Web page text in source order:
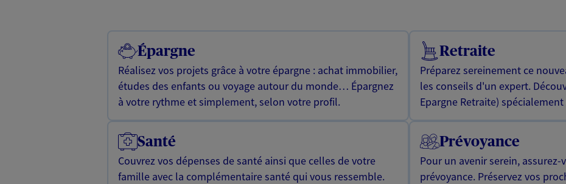
Épargne
Réalisez vos projets grâce à votre épargne : achat immobilier,
études des enfants ou voyage autour du monde… Épargnez
à votre rythme et simplement, selon votre profil.
Retraite
Préparez sereinement ce
les conseils d'un expert.
Epargne Retraite)
Santé
Couvrez vos dépenses de santé ainsi que celles de votre
famille avec la complémentaire santé qui vous ressemble.
Prévoyance
Pour un avenir serein,
prévoyance. Préservez vos